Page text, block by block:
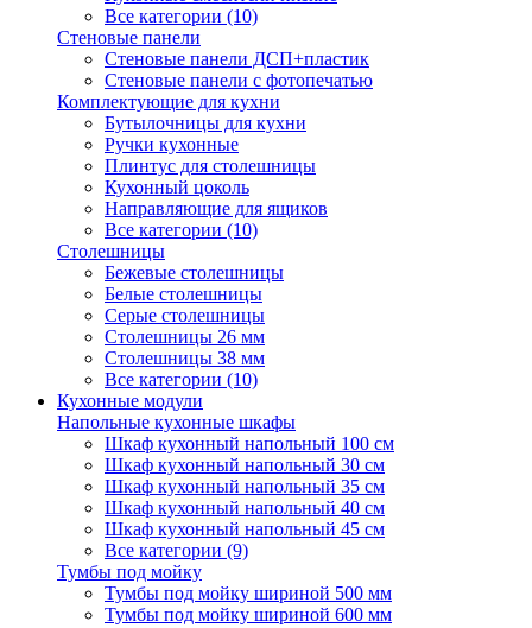
Все категории (10)
Стеновые панели
Стеновые панели ДСП+пластик
Стеновые панели с фотопечатью
Комплектующие для кухни
Бутылочницы для кухни
Ручки кухонные
Плинтус для столешницы
Кухонный цоколь
Направляющие для ящиков
Все категории (10)
Столешницы
Бежевые столешницы
Белые столешницы
Серые столешницы
Столешницы 26 мм
Столешницы 38 мм
Все категории (10)
Кухонные модули
Напольные кухонные шкафы
Шкаф кухонный напольный 100 см
Шкаф кухонный напольный 30 см
Шкаф кухонный напольный 35 см
Шкаф кухонный напольный 40 см
Шкаф кухонный напольный 45 см
Все категории (9)
Тумбы под мойку
Тумбы под мойку шириной 500 мм
Тумбы под мойку шириной 600 мм